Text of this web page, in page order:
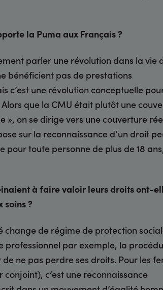
la Puma aux Français ?
parler une révolution dans la vie
bénéficient pas de prestations
c’est une révolution conceptuelle
Alors que la CMU était plutôt une
», on se dirige vers une couverture
sur la reconnaissance d’un droit
pour toute personne de plus de 18
à faire valoir leurs droits ont-
soins ?
change de régime de protection
professionnel par exemple, la
de ne pas perdre ses droits. Pour les
c’est une reconnaissance